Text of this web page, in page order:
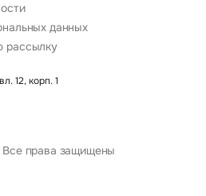
данных
рассылку
12, корп. 1
права защищены